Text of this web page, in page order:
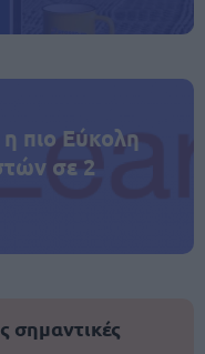
πιο Εύκολη
σε 2
σημαντικές